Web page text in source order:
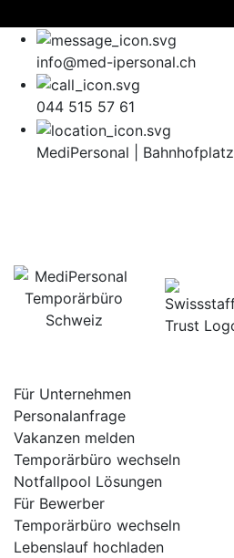
to
contentinfo@med-ipersonal.ch
044 515 57 61
MediPersonal |
Für Unternehmen
Personalanfrage
Vakanzen melden
Temporärbüro wechseln
Notfallpool Lösungen
Für Bewerber
Temporärbüro wechseln
Lebenslauf hochladen